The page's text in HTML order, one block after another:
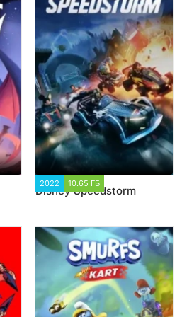
2022 10.65 ГБ
Disney Speedstorm